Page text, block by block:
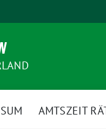
AMTSZEIT